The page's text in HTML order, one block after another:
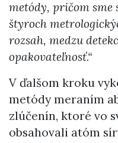
metódy, pričom
štyroch
rozsah, medzu
opakovateľnosť.“
V ďalšom kroku
metódy meraním
zlúčenín, ktoré vo
obsahovali atóm